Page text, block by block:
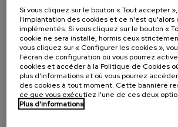
10. SEP-11. SEP, 2026
El acompañamiento e
duelo: un compromiso social e
Espagnol .
...
À PARTIR DE22 €
Dernières
places
Gratuit
Date
passée
Liste
d'attente
Période
d'inscription
Si vous cliquez sur le bouton « Tout accepter
l'implantation des cookies et ce n'est qu'alors
implémentés. Si vous cliquez sur le bouton «
cookie ne sera installé, hormis ceux
vous cliquez sur « Configurer les cookies »,
l'écran de configuration où vous pourrez
cookies et accéder à la Politique de Cookies
plus d'informations et où vous pourrez
des cookies à tout moment. Cette bannière
ce que vous exécutiez l'une de ces deux
Plus d'informations